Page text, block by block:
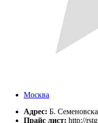
Москва
Адрес: Б.
Прайс лист: http://